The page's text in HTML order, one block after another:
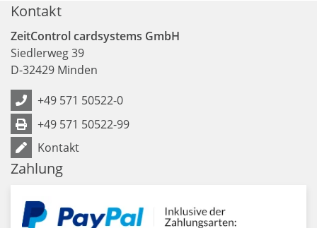
Kontakt
ZeitControl cardsystems GmbH
Siedlerweg 39
D-32429 Minden
+49 571 50522-0
+49 571 50522-99
Kontakt
Zahlung